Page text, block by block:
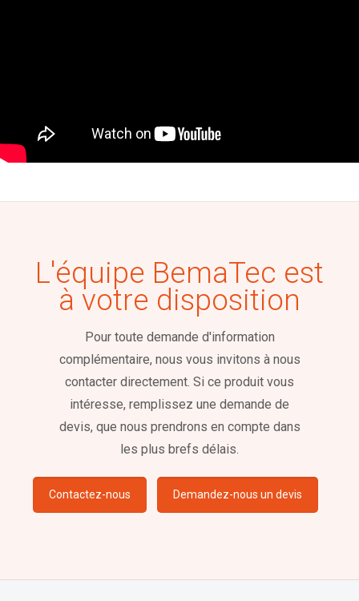
L'équipe BemaTec est
à votre disposition
Pour toute demande d'information
complémentaire, nous vous invitons à nous
contacter directement. Si ce produit vous
intéresse, remplissez une demande de
devis, que nous prendrons en compte dans
les plus brefs délais.
Contactez-nous Demandez-nous un devis